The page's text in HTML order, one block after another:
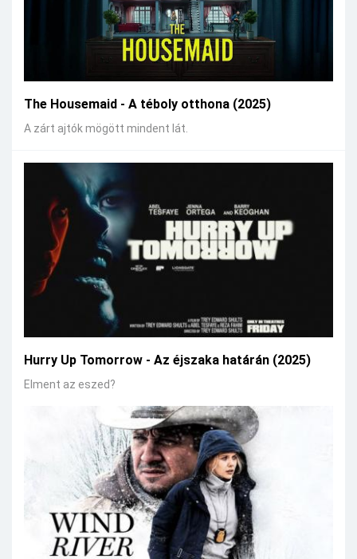
The Housemaid - A téboly otthona (2025)
A zárt ajtók mögött mindent lát.
Hurry Up Tomorrow - Az éjszaka határán (2025)
Elment az eszed?